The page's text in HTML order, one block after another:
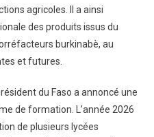
agricoles. Il a ainsi
des produits issus du
burkinabè, au
et futures.
du Faso a annoncé une
de formation. L’année 2026
de plusieurs lycées